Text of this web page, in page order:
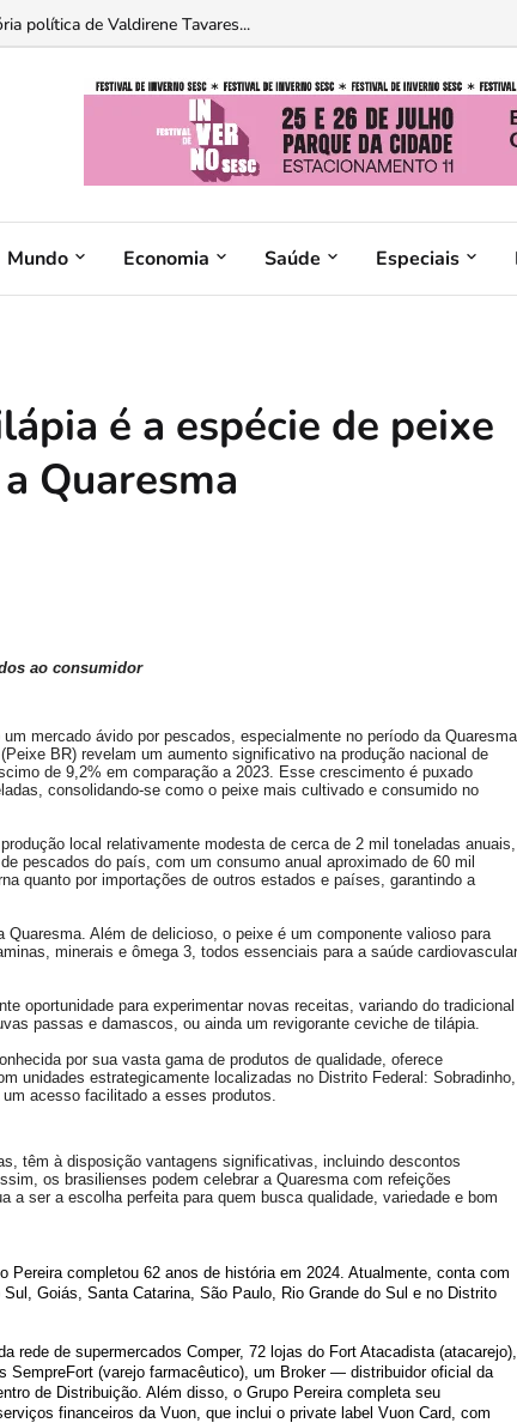
política de Valdirene Tavares...
para Brasília neste fim de semana...
Mundo Economia Saúde Especiais
é a espécie de peixe
Quaresma
ao consumidor
mercado ávido por pescados, especialmente no período da
BR) revelam um aumento significativo na produção nacional de
de 9,2% em comparação a 2023. Esse crescimento é puxado
consolidando-se como o peixe mais cultivado e consumido no
local relativamente modesta de cerca de 2 mil toneladas anuais,
pescados do país, com um consumo anual aproximado de 60 mil
quanto por importações de outros estados e países, garantindo a
Além de delicioso, o peixe é um componente valioso para
minerais e ômega 3, todos essenciais para a saúde cardiovascular
oportunidade para experimentar novas receitas, variando do tradicional
passas e damascos, ou ainda um revigorante ceviche de tilápia.
por sua vasta gama de produtos de qualidade, oferece
unidades estrategicamente localizadas no Distrito Federal: Sobradinho,
acesso facilitado a esses produtos.
têm à disposição vantagens significativas, incluindo descontos
os brasilienses podem celebrar a Quaresma com refeições
a ser a escolha perfeita para quem busca qualidade, variedade e bom
completou 62 anos de história em 2024. Atualmente, conta com
Goiás, Santa Catarina, São Paulo, Rio Grande do Sul e no Distrito
rede de supermercados Comper, 72 lojas do Fort Atacadista (atacarejo),
(varejo farmacêutico), um Broker — distribuidor oficial da
de Distribuição. Além disso, o Grupo Pereira completa seu
financeiros da Vuon, que inclui o private label Vuon Card, com